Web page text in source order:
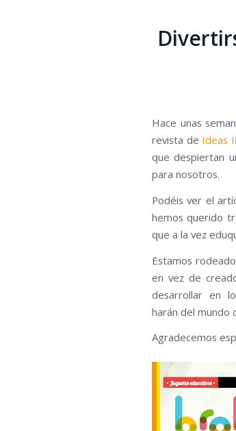
Hace unas
revista de Ideas
que despiertan
para nosotros.
Podéis ver el
hemos querido
que a la vez
Estamos
en vez de
desarrollar en
harán del mundo
Agradecemos